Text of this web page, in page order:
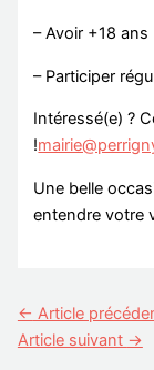
– Avoir +18 ans
– Participer
Intéressé(e) ?
!
Une belle
entendre votre
← Article
Article suivant →